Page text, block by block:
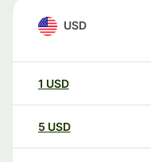
USD
1 USD
5 USD